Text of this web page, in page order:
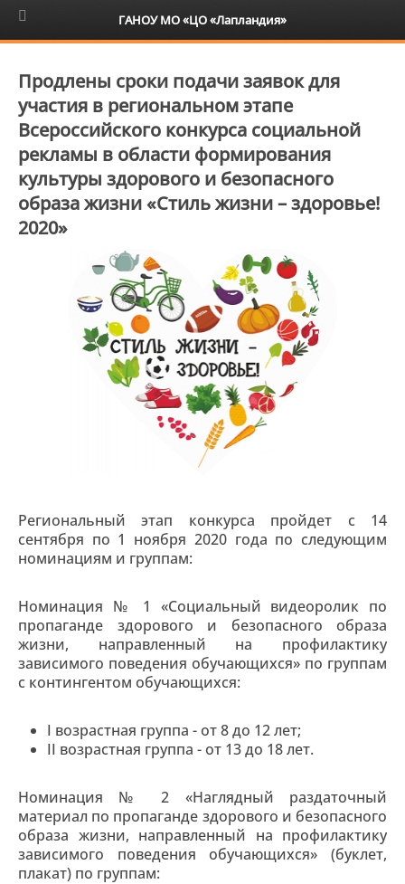
6+
Продлены сроки подачи заявок для
участия в региональном этапе
Всероссийского конкурса социальной
рекламы в области формирования
культуры здорового и безопасного
образа жизни «Стиль жизни – здоровье!
2020»
Региональный этап конкурса пройдет с 14
сентября по 1 ноября 2020 года по следующим
номинациям и группам:
Номинация № 1 «Социальный видеоролик по
пропаганде здорового и безопасного образа
жизни, направленный на профилактику
зависимого поведения обучающихся» по группам
с контингентом обучающихся:
I возрастная группа - от 8 до 12 лет;
II возрастная группа - от 13 до 18 лет.
Номинация № 2 «Наглядный раздаточный
материал по пропаганде здорового и безопасного
образа жизни, направленный на профилактику
зависимого поведения обучающихся» (буклет,
плакат) по группам:
ГАНОУ МО «ЦО «Лапландия»